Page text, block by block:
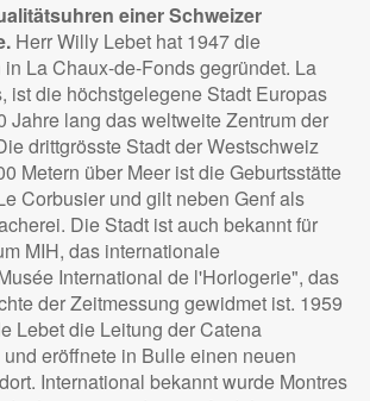
einer Schweizer
Herr Willy Lebet hat 1947 die
La Chaux-de-Fonds gegründet. La
ist die höchstgelegene Stadt Europas
Jahre lang das weltweite Zentrum der
drittgrösste Stadt der Westschweiz
Metern über Meer ist die Geburtsstätte
Corbusier und gilt neben Genf als
Die Stadt ist auch bekannt für
MIH, das internationale
International de l'Horlogerie", das
der Zeitmessung gewidmet ist. 1959
Lebet die Leitung der Catena
eröffnete in Bulle einen neuen
International bekannt wurde Montres